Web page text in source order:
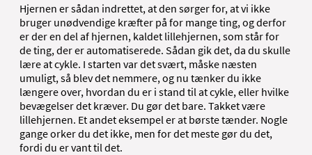
Hjernen er sådan indrettet, at den sørger for, at vi ikke
bruger unødvendige kræfter på for mange ting, og derfor
er der en del af hjernen, kaldet lillehjernen, som står for
de ting, der er automatiserede. Sådan gik det, da du skulle
lære at cykle. I starten var det svært, måske næsten
umuligt, så blev det nemmere, og nu tænker du ikke
længere over, hvordan du er i stand til at cykle, eller hvilke
bevægelser det kræver. Du gør det bare. Takket være
lillehjernen. Et andet eksempel er at børste tænder. Nogle
gange orker du det ikke, men for det meste gør du det,
fordi du er vant til det.